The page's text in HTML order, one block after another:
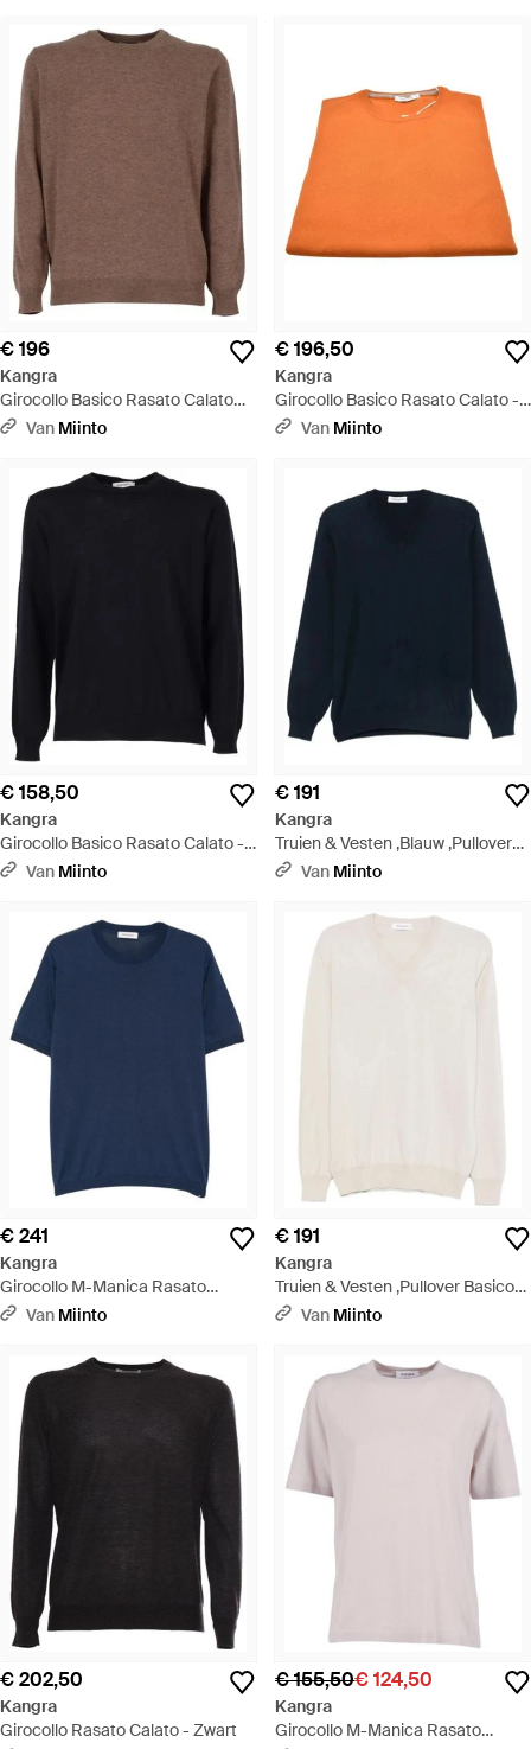
€ 196
Kangra
Girocollo Basico Rasato Calato
C/Toppe Alcantara - Bruin
Van Miinto
€ 196,50
Kangra
Girocollo Basico Rasato Calato -
Oranje
Van Miinto
€ 158,50
Kangra
Girocollo Basico Rasato Calato -
Zwart
Van Miinto
€ 191
Kangra
Truien & Vesten ,Blauw ,Pullover
Basico Rasato Calato - Blauw
Van Miinto
€ 241
Kangra
Girocollo M-Manica Rasato
Calato - Blauw
Van Miinto
€ 191
Kangra
Truien & Vesten ,Pullover Basico
Rasato Calato - Wit
Van Miinto
€ 202,50
Kangra
Girocollo Rasato Calato - Zwart
€ 155,50€ 124,50
Kangra
Girocollo M-Manica Rasato